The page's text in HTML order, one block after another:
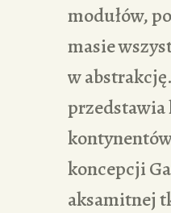
modułów,
masie
w
koncepcji
aksamitnej